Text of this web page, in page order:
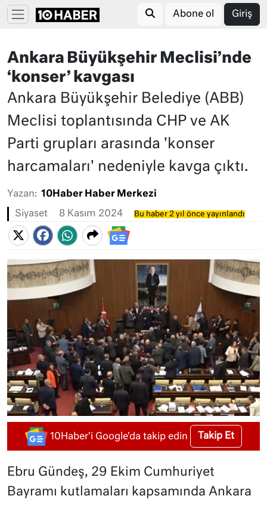
Abone ol Giriş
Ankara Büyükşehir Meclisi’nde
‘konser’ kavgası
Ankara Büyükşehir Belediye (ABB)
Meclisi toplantısında CHP ve AK
Parti grupları arasında 'konser
harcamaları' nedeniyle kavga çıktı.
Yazan: 10Haber Haber Merkezi
Siyaset 8 Kasım 2024 Bu haber 2 yıl önce yayınlandı
10Haber'i Google'da takip edin Takip Et
Ebru Gündeş, 29 Ekim Cumhuriyet
Bayramı kutlamaları kapsamında Ankara